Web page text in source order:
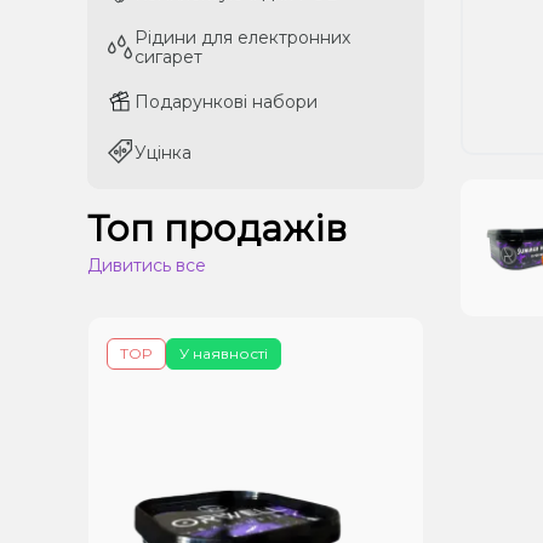
Рідини для електронних
сигарет
Подарункові набори
Уцінка
Рідини для електронних
сигарет
Подарункові набори
Уцінка
Топ продажів
Дивитись все
У наявності
TOP